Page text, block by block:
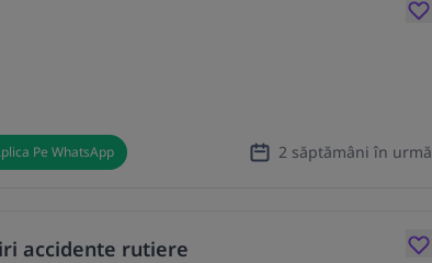
Pe WhatsApp 2 săptămâni în urmă
accidente rutiere